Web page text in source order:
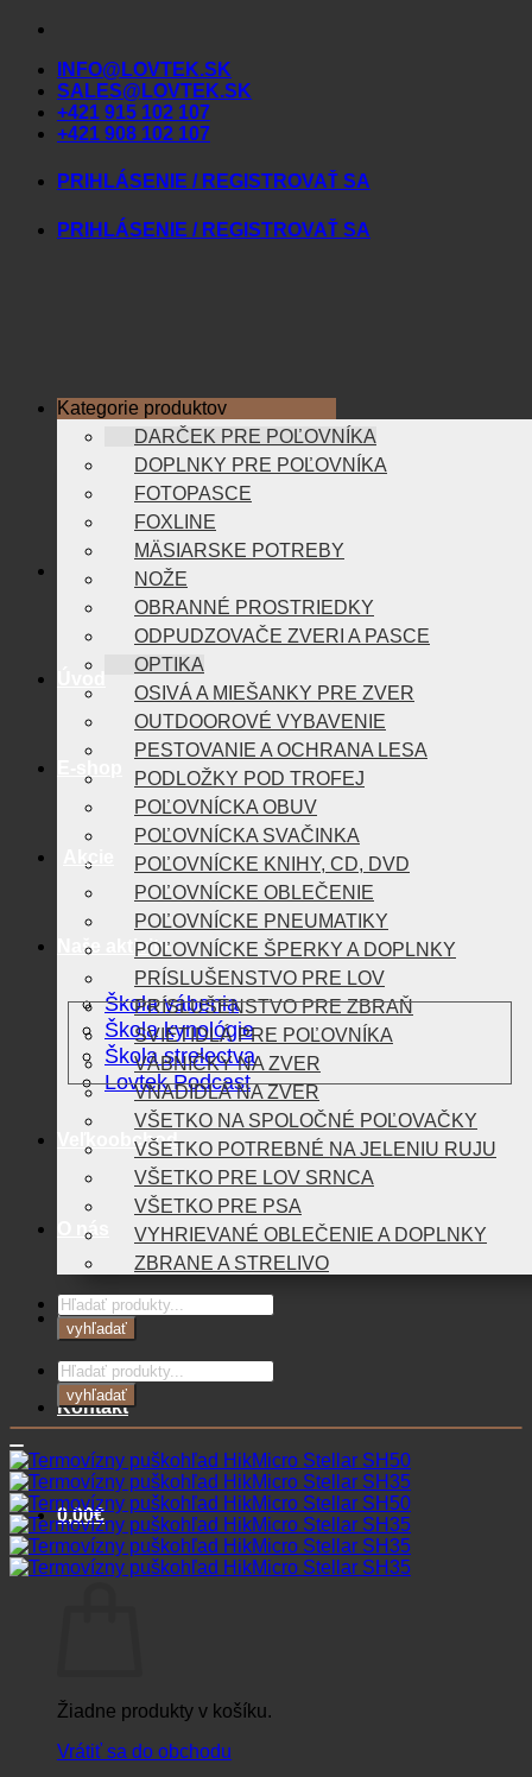
Skip
contentINFO@LOVTEK.SK
SALES@LOVTEK.SK
+421 915 102 107
+421 908 102 107
PRIHLÁSENIE / REGISTROVAŤ SA
PRIHLÁSENIE / REGISTROVAŤ SA
Akcie
Naše aktivity
Škola vábenia
Škola kynológie
Škola strelectva
Lovtek Podcast
Veľkoobchod
O nás
Blog
Kontakt
0,00€
Košík
Žiadne produkty v košíku.
Vrátiť sa do obchodu
Kategorie produktov
DARČEK PRE POĽOVNÍKA
DOPLNKY PRE POĽOVNÍKA
FOTOPASCE
FOXLINE
MÄSIARSKE POTREBY
NOŽE
OBRANNÉ PROSTRIEDKY
ODPUDZOVAČE ZVERI A PASCE
OPTIKA
OSIVÁ A MIEŠANKY PRE ZVER
OUTDOOROVÉ VYBAVENIE
PESTOVANIE A OCHRANA LESA
PODLOŽKY POD TROFEJ
POĽOVNÍCKA OBUV
POĽOVNÍCKA SVAČINKA
POĽOVNÍCKE KNIHY, CD, DVD
POĽOVNÍCKE OBLEČENIE
POĽOVNÍCKE PNEUMATIKY
POĽOVNÍCKE ŠPERKY A DOPLNKY
PRÍSLUŠENSTVO PRE LOV
PRÍSLUŠENSTVO PRE ZBRAŇ
SVIETIDLÁ PRE POĽOVNÍKA
VÁBNIČKY NA ZVER
VNADIDLÁ NA ZVER
VŠETKO NA SPOLOČNÉ POĽOVAČKY
VŠETKO POTREBNÉ NA JELENIU RUJU
VŠETKO PRE LOV SRNCA
VŠETKO PRE PSA
VYHRIEVANÉ OBLEČENIE A DOPLNKY
ZBRANE A STRELIVO
Products
search
vyhľadať
Products
search
vyhľadať